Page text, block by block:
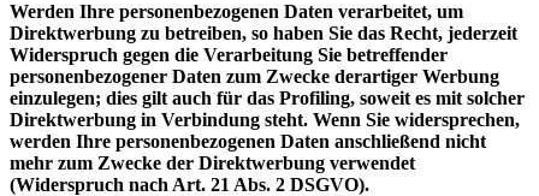
Werden Ihre personenbezogenen Daten verarbeitet, um
Direktwerbung zu betreiben, so haben Sie das Recht, jederzeit
Widerspruch gegen die Verarbeitung Sie betreffender
personenbezogener Daten zum Zwecke derartiger Werbung
einzulegen; dies gilt auch für das Profiling, soweit es mit solcher
Direktwerbung in Verbindung steht. Wenn Sie widersprechen,
werden Ihre personenbezogenen Daten anschließend nicht
mehr zum Zwecke der Direktwerbung verwendet
(Widerspruch nach Art. 21 Abs. 2 DSGVO).